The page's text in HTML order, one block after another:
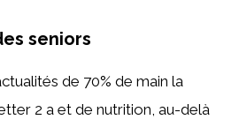
seniors
de 70% de main la
2 a et de nutrition, au-delà